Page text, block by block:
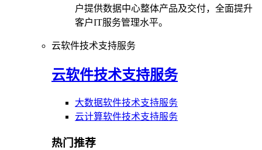
户提供数据中心整体产品及交付，全面提升
客户IT服务管理水平。
云软件技术支持服务
云软件技术支持服务
大数据软件技术支持服务
云计算软件技术支持服务
热门推荐